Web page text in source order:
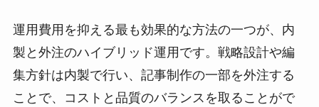
運用費用を抑える最も効果的な方法の一つが、内
製と外注のハイブリッド運用です。戦略設計や編
集方針は内製で行い、記事制作の一部を外注する
ことで、コストと品質のバランスを取ることがで